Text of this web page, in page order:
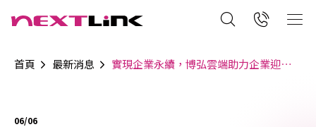
首頁 最新消息 實現企業永續，博弘雲端助力企業迎向綠色未來
06/06